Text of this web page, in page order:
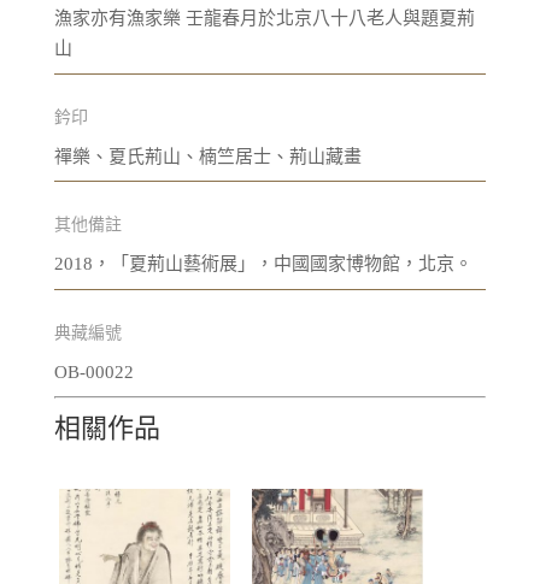
漁家亦有漁家樂 壬龍春月於北京八十八老人與題夏荊
山
鈐印
禪樂、夏氏荊山、楠竺居士、荊山藏畫
其他備註
2018，「夏荊山藝術展」，中國國家博物館，北京。
典藏編號
OB-00022
相關作品